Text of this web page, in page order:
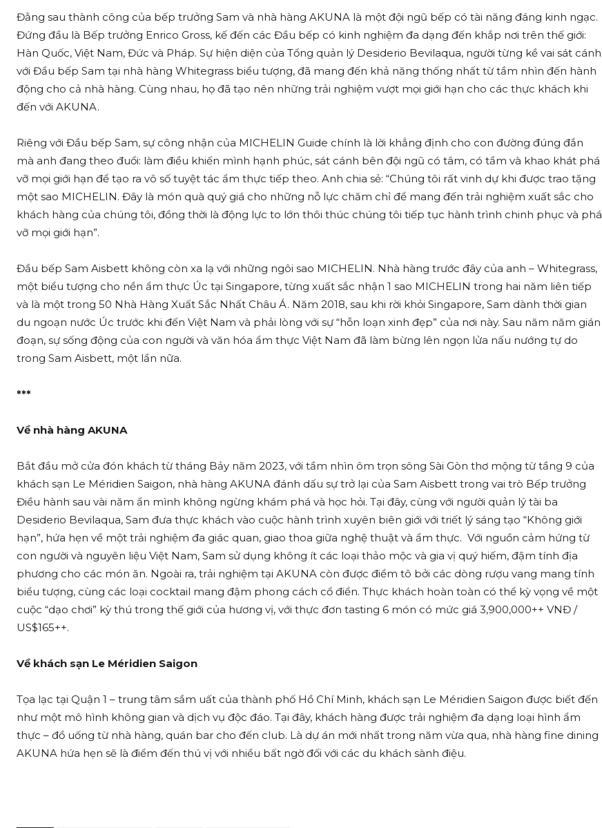
Đằng sau thành công của bếp trưởng Sam và nhà hàng AKUNA là một đội ngũ bếp có tài năng đáng kinh ngạc.
Đứng đầu là Bếp trưởng Enrico Gross, kế đến các Đầu bếp có kinh nghiệm đa dạng đến khắp nơi trên thế giới:
Hàn Quốc, Việt Nam, Đức và Pháp. Sự hiện diện của Tổng quản lý Desiderio Bevilaqua, người từng kề vai sát cánh
với Đầu bếp Sam tại nhà hàng Whitegrass biểu tượng, đã mang đến khả năng thống nhất từ tầm nhìn đến hành
động cho cả nhà hàng. Cùng nhau, họ đã tạo nên những trải nghiệm vượt mọi giới hạn cho các thực khách khi
đến với AKUNA.
Riêng với Đầu bếp Sam, sự công nhận của MICHELIN Guide chính là lời khẳng định cho con đường đúng đắn
mà anh đang theo đuổi: làm điều khiến mình hạnh phúc, sát cánh bên đội ngũ có tâm, có tầm và khao khát phá
vỡ mọi giới hạn để tạo ra vô số tuyệt tác ẩm thực tiếp theo. Anh chia sẻ: “Chúng tôi rất vinh dự khi được trao tặng
một sao MICHELIN. Đây là món quà quý giá cho những nỗ lực chăm chỉ để mang đến trải nghiệm xuất sắc cho
khách hàng của chúng tôi, đồng thời là động lực to lớn thôi thúc chúng tôi tiếp tục hành trình chinh phục và phá
vỡ mọi giới hạn”.
Đầu bếp Sam Aisbett không còn xa lạ với những ngôi sao MICHELIN. Nhà hàng trước đây của anh – Whitegrass,
một biểu tượng cho nền ẩm thực Úc tại Singapore, từng xuất sắc nhận 1 sao MICHELIN trong hai năm liên tiếp
và là một trong 50 Nhà Hàng Xuất Sắc Nhất Châu Á. Năm 2018, sau khi rời khỏi Singapore, Sam dành thời gian
du ngoạn nước Úc trước khi đến Việt Nam và phải lòng với sự “hỗn loạn xinh đẹp” của nơi này. Sau năm năm gián
đoạn, sự sống động của con người và văn hóa ẩm thực Việt Nam đã làm bừng lên ngọn lửa nấu nướng tự do
trong Sam Aisbett, một lần nữa.
***
Về nhà hàng AKUNA
Bắt đầu mở cửa đón khách từ tháng Bảy năm 2023, với tầm nhìn ôm trọn sông Sài Gòn thơ mộng từ tầng 9 của
khách sạn Le Méridien Saigon, nhà hàng AKUNA đánh dấu sự trở lại của Sam Aisbett trong vai trò Bếp trưởng
Điều hành sau vài năm ẩn mình không ngừng khám phá và học hỏi. Tại đây, cùng với người quản lý tài ba
Desiderio Bevilaqua, Sam đưa thực khách vào cuộc hành trình xuyên biên giới với triết lý sáng tạo “Không giới
hạn”, hứa hẹn về một trải nghiệm đa giác quan, giao thoa giữa nghệ thuật và ẩm thực. Với nguồn cảm hứng từ
con người và nguyên liệu Việt Nam, Sam sử dụng không ít các loại thảo mộc và gia vị quý hiếm, đậm tính địa
phương cho các món ăn. Ngoài ra, trải nghiệm tại AKUNA còn được điểm tô bởi các dòng rượu vang mang tính
biểu tượng, cùng các loại cocktail mang đậm phong cách cổ điển. Thực khách hoàn toàn có thể kỳ vọng về một
cuộc “dạo chơi” kỳ thú trong thế giới của hương vị, với thực đơn tasting 6 món có mức giá 3,900,000++ VNĐ /
US$165++.
Về khách sạn Le Méridien Saigon
Tọa lạc tại Quận 1 – trung tâm sầm uất của thành phố Hồ Chí Minh, khách sạn Le Méridien Saigon được biết đến
như một mô hình không gian và dịch vụ độc đáo. Tại đây, khách hàng được trải nghiệm đa dạng loại hình ẩm
thực – đồ uống từ nhà hàng, quán bar cho đến club. Là dự án mới nhất trong năm vừa qua, nhà hàng fine dining
AKUNA hứa hẹn sẽ là điểm đến thú vị với nhiều bất ngờ đối với các du khách sành điệu.